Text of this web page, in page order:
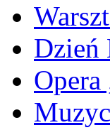
Dzień
Opera